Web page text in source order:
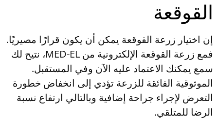
القوقعة
إن اختيار زرعة القوقعة يمكن أن يكون قرارًا مصيريًا.
فمع زرعة القوقعة الإلكترونية من MED-EL، نتيح لك
سمع يمكنك الاعتماد عليه الآن وفي المستقبل.
الموثوقية الفائقة للزرعة تؤدي إلى انخفاض خطورة
التعرض لإجراء جراحة إضافية وبالتالي ارتفاع نسبة
الرضا للمتلقي.